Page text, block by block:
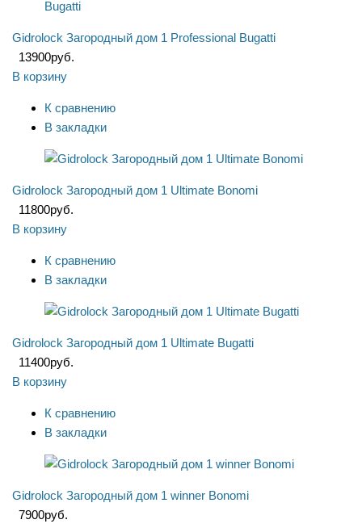
Gidrolock Загородный дом 1 Professional Bugatti
13900руб.
В корзину
К сравнению
В закладки
Gidrolock Загородный дом 1 Ultimate Bonomi
11800руб.
В корзину
К сравнению
В закладки
Gidrolock Загородный дом 1 Ultimate Bugatti
11400руб.
В корзину
К сравнению
В закладки
Gidrolock Загородный дом 1 winner Bonomi
7900руб.